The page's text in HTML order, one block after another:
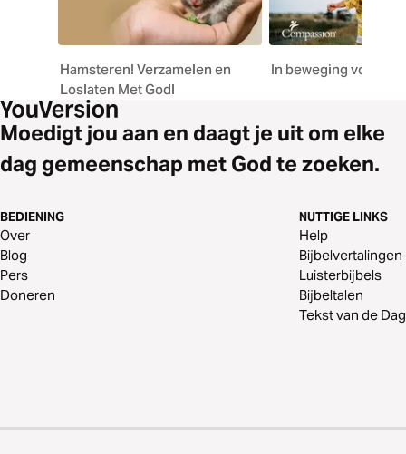
Hamsteren! Verzamelen en
Loslaten Met Godl
In beweging voor
Moedigt jou aan en daagt je uit om elke
dag gemeenschap met God te zoeken.
BEDIENING
Over
Blog
Pers
Doneren
NUTTIGE LINKS
Help
Bijbelvertalingen
Luisterbijbels
Bijbeltalen
Tekst van de Dag